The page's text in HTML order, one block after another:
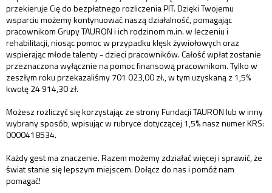
przekieruje Cię do bezpłatnego rozliczenia PIT. Dzięki Twojemu
wsparciu możemy kontynuować naszą działalność, pomagając
pracownikom Grupy TAURON i ich rodzinom m.in. w leczeniu i
rehabilitacji, niosąc pomoc w przypadku klęsk żywiołowych oraz
wspierając młode talenty - dzieci pracowników. Całość wpłat zostanie
przeznaczona wyłącznie na pomoc finansową pracownikom. Tylko w
zeszłym roku przekazaliśmy 701 023,00 zł., w tym uzyskaną z 1,5%
kwotę 24 914,30 zł.
Możesz rozliczyć się korzystając ze strony Fundacji TAURON lub w inny
wybrany sposób, wpisując w rubryce dotyczącej 1,5% nasz numer KRS:
0000418534.
Każdy gest ma znaczenie. Razem możemy zdziałać więcej i sprawić, że
świat stanie się lepszym miejscem. Dołącz do nas i pomóż nam
pomagać!